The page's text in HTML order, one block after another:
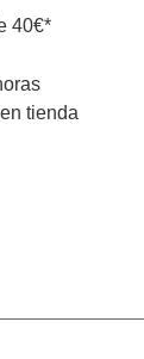
40€*
tienda